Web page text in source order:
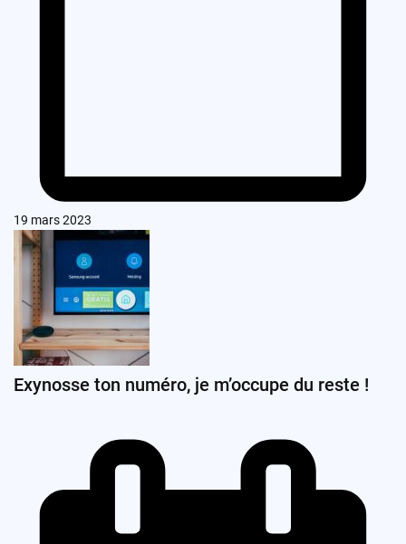
19 mars 2023
Exynosse ton numéro, je m’occupe du reste !